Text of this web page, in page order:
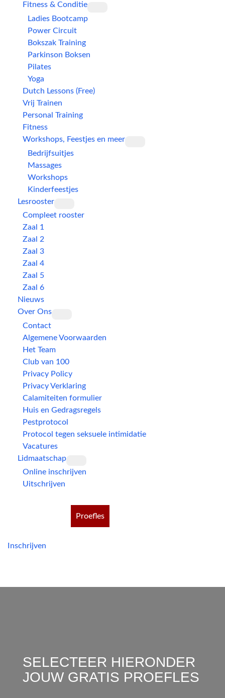
Fitness & Conditie
Ladies Bootcamp
Power Circuit
Bokszak Training
Parkinson Boksen
Pilates
Yoga
Dutch Lessons (Free)
Vrij Trainen
Personal Training
Fitness
Workshops, Feestjes en meer
Bedrijfsuitjes
Massages
Workshops
Kinderfeestjes
Lesrooster
Compleet rooster
Zaal 1
Zaal 2
Zaal 3
Zaal 4
Zaal 5
Zaal 6
Nieuws
Over Ons
Contact
Algemene Voorwaarden
Het Team
Club van 100
Privacy Policy
Privacy Verklaring
Calamiteiten formulier
Huis en Gedragsregels
Pestprotocol
Protocol tegen seksuele intimidatie
Vacatures
Lidmaatschap
Online inschrijven
Uitschrijven
Proefles
Inschrijven
SELECTEER HIERONDER
JOUW GRATIS PROEFLES